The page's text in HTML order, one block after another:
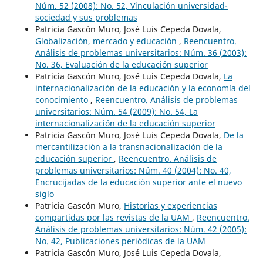
Núm. 52 (2008): No. 52, Vinculación universidad-
sociedad y sus problemas
Patricia Gascón Muro, José Luis Cepeda Dovala,
Globalización, mercado y educación , Reencuentro.
Análisis de problemas universitarios: Núm. 36 (2003):
No. 36, Evaluación de la educación superior
Patricia Gascón Muro, José Luis Cepeda Dovala, La
internacionalización de la educación y la economía del
conocimiento , Reencuentro. Análisis de problemas
universitarios: Núm. 54 (2009): No. 54, La
internacionalización de la educación superior
Patricia Gascón Muro, José Luis Cepeda Dovala, De la
mercantilización a la transnacionalización de la
educación superior , Reencuentro. Análisis de
problemas universitarios: Núm. 40 (2004): No. 40,
Encrucijadas de la educación superior ante el nuevo
siglo
Patricia Gascón Muro, Historias y experiencias
compartidas por las revistas de la UAM , Reencuentro.
Análisis de problemas universitarios: Núm. 42 (2005):
No. 42, Publicaciones periódicas de la UAM
Patricia Gascón Muro, José Luis Cepeda Dovala,